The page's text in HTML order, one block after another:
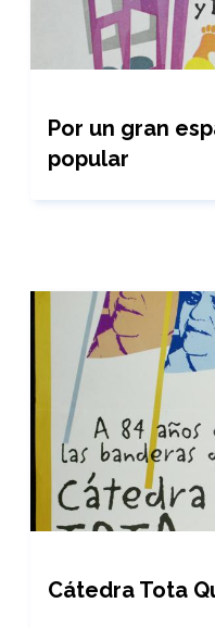
Por un gran
popular
Cátedra Tota